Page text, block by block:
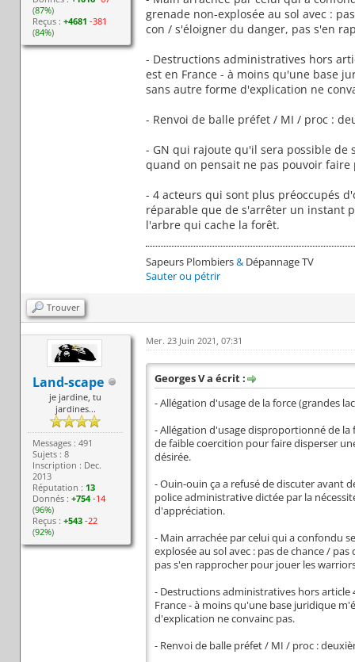
(87%)
Reçus :+4681 -381
(84%)
grenade non-explosée au sol avec :
con / s'éloigner du danger, pas s'en
- Destructions administratives hors
est en France - à moins qu'une base
sans autre forme d'explication ne
- Renvoi de balle préfet / MI / proc :
- GN qui rajoute qu'il sera possible
quand on pensait ne pas pouvoir
- 4 acteurs qui sont plus préoccupés
réparable que de s'arrêter un instant
l'arbre qui cache la forêt.
Sapeurs Plombiers&Dépannage TV
Sauter ou pétrir
Trouver
Land-scape
je jardine, tu
jardines...
Messages : 491
Sujets : 8
Inscription : Dec.
2013
Réputation : 13
Donnés :+754 -14
(96%)
Reçus :+543 -22
(92%)
Mer. 23 Juin 2021, 07:31
Georges V a écrit :
- Allégation d'usage de la force (grandes
- Allégation d'usage disproportionné de la
de faible coercition pour faire disperser
désirée.
- Ouin-ouin ça a refusé de discuter avant
police administrative dictée par la
d'appréciation.
- Main arrachée par celui qui a confondu
explosée au sol avec : pas de chance /
pas s'en rapprocher pour jouer les
- Destructions administratives hors article
France - à moins qu'une base juridique
d'explication ne convainc pas.
- Renvoi de balle préfet / MI / proc :